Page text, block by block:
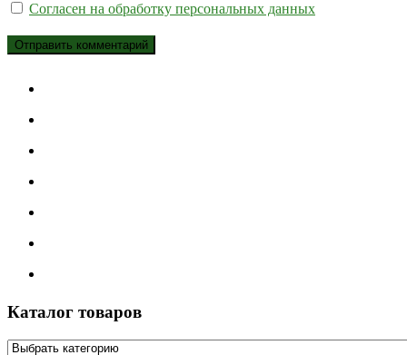
Согласен на обработку персональных данных
Каталог товаров